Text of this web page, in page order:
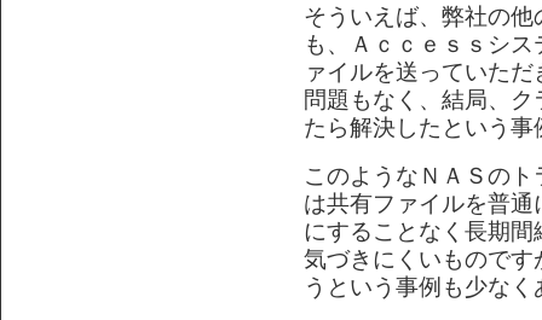
そういえば、弊社の
も、Ａｃｃｅｓｓシ
ァイルを送っていた
問題もなく、結局、
たら解決したという
このようなＮＡＳの
は共有ファイルを普
にすることなく長期
気づきにくいもので
うという事例も少な